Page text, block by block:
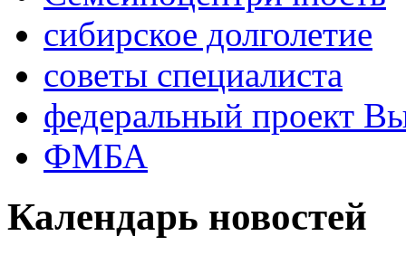
сибирское долголетие
советы специалиста
федеральный проект
ФМБА
Календарь новостей